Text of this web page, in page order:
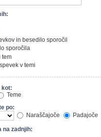
in besedilo sporočil
sporočila
tem
v temi
kot:
Teme
po:
Naraščajoče
Padajoče
na zadnjih: